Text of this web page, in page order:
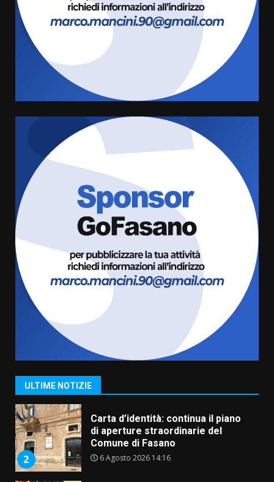
ULTIME NOTIZIE
6 Agosto 2026 08:00
Cura dei beni comuni e
cittadinanza attiva: online
l’avviso per la gestione
condivisa della Villetta di
assoluta de “L’Albergo
Belvedere. Il rapimento”
6 Agosto 2026 06:15
Serie D, l’Us Fasano è escluso
dal campionato
5 Agosto 2026 17:30
Truffatori in azione nelle
frazioni fasanesi
5 Agosto 2026 11:03
1
Fasanese ferito a colpi di arma
da fuoco
6 Agosto 2026 18:13
2
Carta d’identità: continua il piano
di aperture straordinarie del
Comune di Fasano
6 Agosto 2026 14:16